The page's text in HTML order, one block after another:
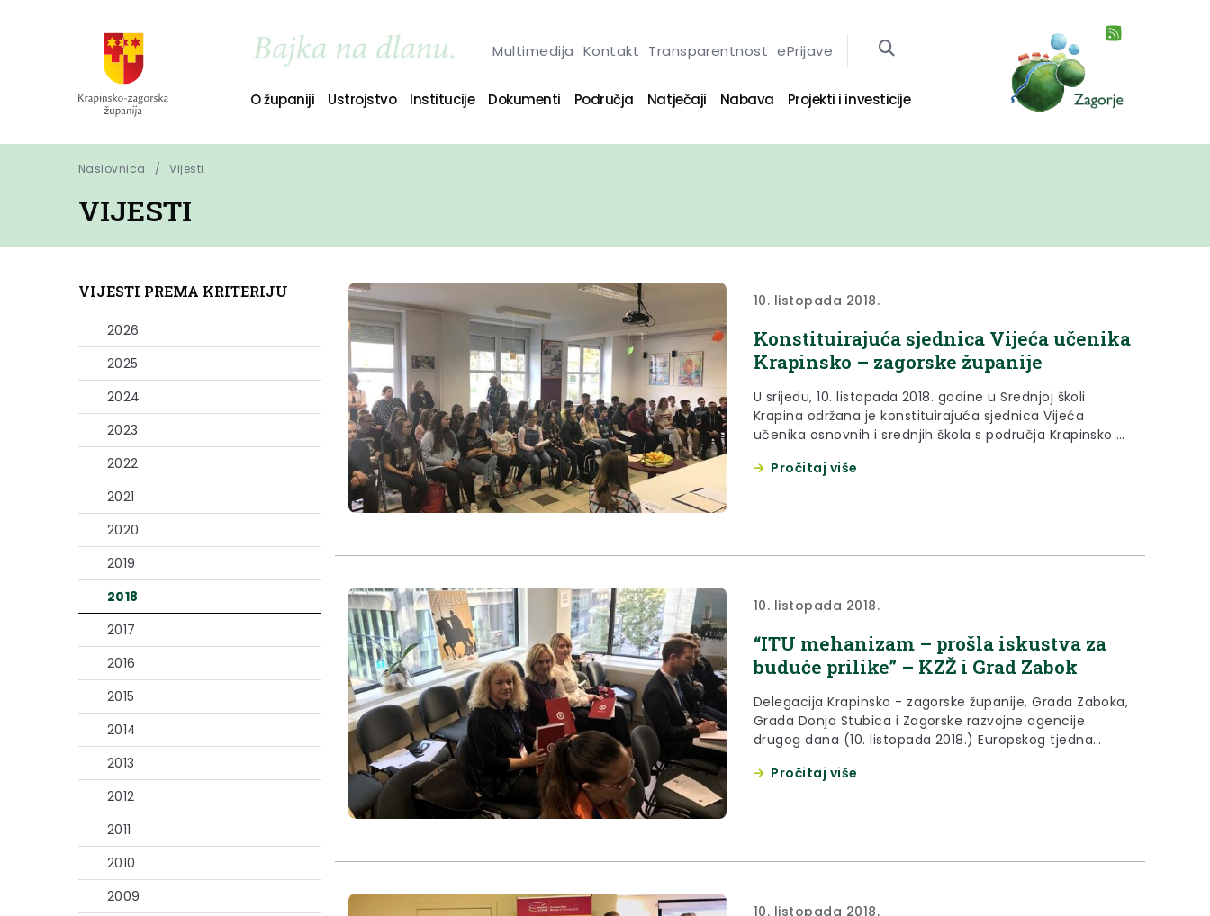
Multimedija Kontakt Transparentnost ePrijave
O županiji Ustrojstvo Institucije Dokumenti Područja Natječaji Nabava Projekti i investicije
Naslovnica Vijesti
VIJESTI
VIJESTI PREMA KRITERIJU
2026
2025
2024
2023
2022
2021
2020
2019
2018
2017
2016
2015
2014
2013
2012
2011
2010
2009
10. listopada 2018.
Konstituirajuća sjednica Vijeća učenika
Krapinsko – zagorske županije
U srijedu, 10. listopada 2018. godine u Srednjoj školi
Krapina održana je konstituirajuća sjednica Vijeća
učenika osnovnih i srednjih škola s područja Krapinsko –
Pročitaj više
10. listopada 2018.
“ITU mehanizam – prošla iskustva za
buduće prilike” – KZŽ i Grad Zabok
Delegacija Krapinsko - zagorske županije, Grada Zaboka,
Grada Donja Stubica i Zagorske razvojne agencije
drugog dana (10. listopada 2018.) Europskog tjedna
panelu Grada Zagreba koji je usmjeren na korištenje
Pročitaj više
10. listopada 2018.